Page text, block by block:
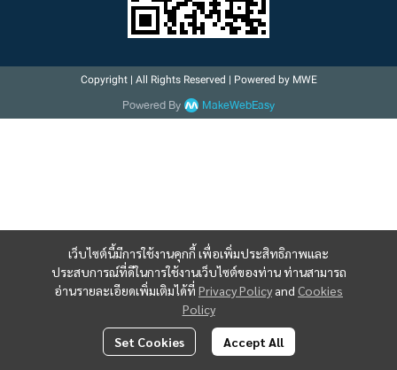
เว็บไซต์นี้มีการใช้งานคุกกี้ เพื่อเพิ่มประสิทธิภาพและ
ประสบการณ์ที่ดีในการใช้งานเว็บไซต์ของท่าน ท่านสามารถ
อ่านรายละเอียดเพิ่มเติมได้ที่ Privacy Policy and Cookies
Policy
Set Cookies Accept All
Copyright | All Rights Reserved | Powered by MWE
Powered By MakeWebEasy